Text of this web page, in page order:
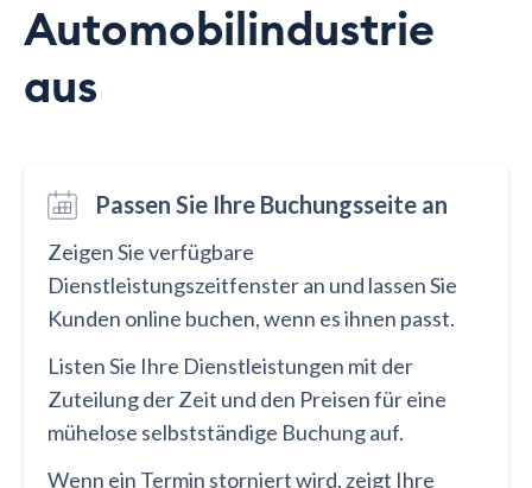
Automobilindustrie
aus
Passen Sie Ihre Buchungsseite an
Zeigen Sie verfügbare
Dienstleistungszeitfenster an und lassen Sie
Kunden online buchen, wenn es ihnen passt.
Listen Sie Ihre Dienstleistungen mit der
Zuteilung der Zeit und den Preisen für eine
mühelose selbstständige Buchung auf.
Wenn ein Termin storniert wird, zeigt Ihre